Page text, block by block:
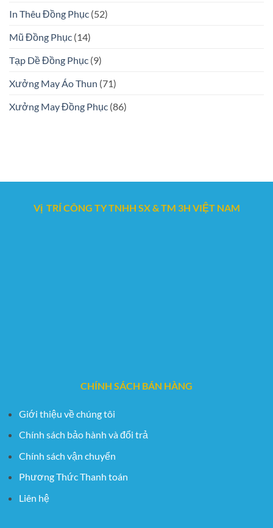
In Thêu Đồng Phục (52)
Mũ Đồng Phục (14)
Tạp Dề Đồng Phục (9)
Xưởng May Áo Thun (71)
Xưởng May Đồng Phục (86)
Vị TRÍ CÔNG TY TNHH SX & TM 3H VIỆT NAM
CHÍNH SÁCH BÁN HÀNG
Giới thiệu về chúng tôi
Chính sách bảo hành và đổi trả
Chính sách vận chuyển
Phương Thức Thanh toán
Liên hệ